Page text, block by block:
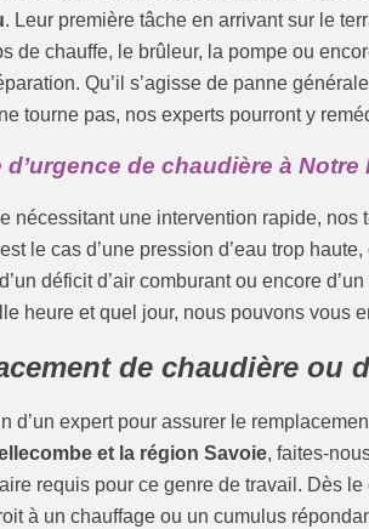
. Leur première tâche en arrivant sur le
de chauffe, le brûleur, la pompe ou
Qu’il s’agisse de panne
tourne pas, nos experts pourront y
de chaudière à Notre
nécessitant une intervention rapide,
le cas d’une pression d’eau trop
déficit d’air comburant ou encore
heure et quel jour, nous pouvons vous
de chaudière ou
d’un expert pour assurer le
et la région Savoie, faites-
requis pour ce genre de travail. Dès
à un chauffage ou un cumulus